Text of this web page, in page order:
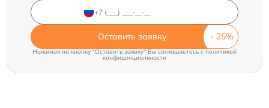
Оставить заявку
Нажимая на кнопку "Оставить заявку" Вы соглашаетесь c политикой
конфиденциальности